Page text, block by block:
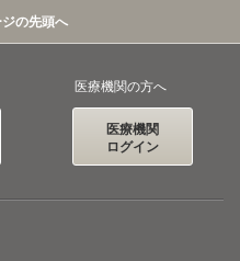
の先頭へ
医療機関の方へ
医療機関
ログイン